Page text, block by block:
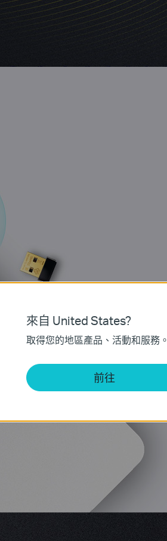
來自 United States?
取得您的地區產品、活動和服務。
前往